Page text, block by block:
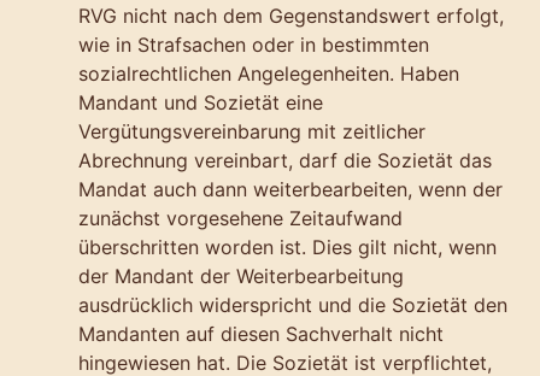
RVG nicht nach dem Gegenstandswert erfolgt,
wie in Strafsachen oder in bestimmten
sozialrechtlichen Angelegenheiten. Haben
Mandant und Sozietät eine
Vergütungsvereinbarung mit zeitlicher
Abrechnung vereinbart, darf die Sozietät das
Mandat auch dann weiterbearbeiten, wenn der
zunächst vorgesehene Zeitaufwand
überschritten worden ist. Dies gilt nicht, wenn
der Mandant der Weiterbearbeitung
ausdrücklich widerspricht und die Sozietät den
Mandanten auf diesen Sachverhalt nicht
hingewiesen hat. Die Sozietät ist verpflichtet,